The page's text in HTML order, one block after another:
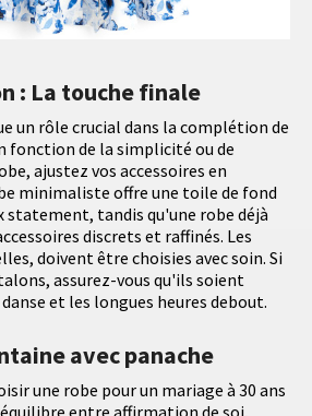
: La touche finale
un rôle crucial dans la complétion de
fonction de la simplicité ou de
ajustez vos accessoires en
minimaliste offre une toile de fond
statement, tandis qu'une robe déjà
discrets et raffinés. Les
doivent être choisies avec soin. Si
assurez-vous qu'ils soient
et les longues heures debout.
avec panache
une robe pour un mariage à 30 ans